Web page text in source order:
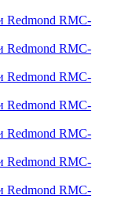
Redmond RMC-
Redmond RMC-
Redmond RMC-
Redmond RMC-
Redmond RMC-
Redmond RMC-
Redmond RMC-